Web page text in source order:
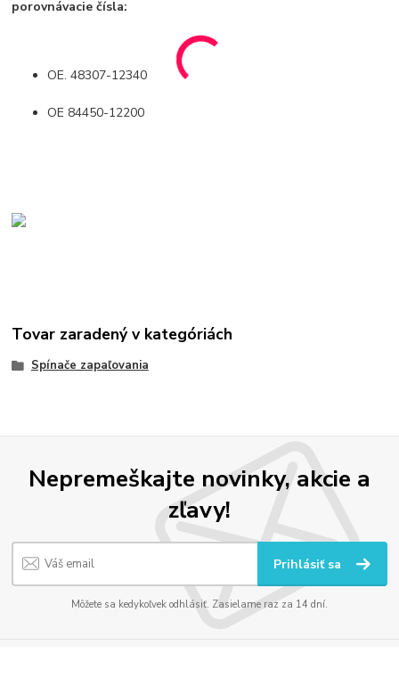
porovnávacie čísla:
OE. 48307-12340
OE 84450-12200
Tovar zaradený v kategóriách
Spínače zapaľovania
Nepremeškajte novinky, akcie a
zľavy!
Prihlásiť sa
Môžete sa kedykoľvek odhlásiť. Zasielame raz za 14 dní.